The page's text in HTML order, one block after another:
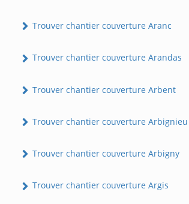
Trouver chantier couverture Aranc
Trouver chantier couverture Arandas
Trouver chantier couverture Arbent
Trouver chantier couverture Arbignieu
Trouver chantier couverture Arbigny
Trouver chantier couverture Argis